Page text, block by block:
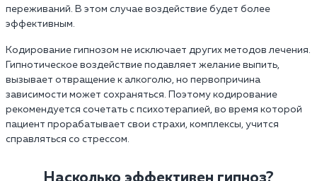
переживаний. В этом случае воздействие будет более
эффективным.
Кодирование гипнозом не исключает других методов лечения.
Гипнотическое воздействие подавляет желание выпить,
вызывает отвращение к алкоголю, но первопричина
зависимости может сохраняться. Поэтому кодирование
рекомендуется сочетать с психотерапией, во время которой
пациент прорабатывает свои страхи, комплексы, учится
справляться со стрессом.
Насколько эффективен гипноз?